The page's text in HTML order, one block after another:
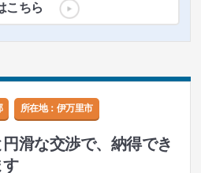
こちら
所在地： 伊万里市
滑な交渉で、納得でき
す